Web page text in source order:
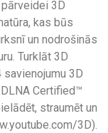
3D
kas būs
un nodrošinās
Turklāt 3D
3D
Certified™
straumēt un
3D).